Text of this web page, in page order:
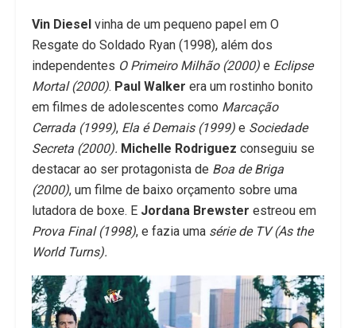
Vin Diesel vinha de um pequeno papel em O
Resgate do Soldado Ryan (1998), além dos
independentes O Primeiro Milhão (2000) e Eclipse
Mortal (2000). Paul Walker era um rostinho bonito
em filmes de adolescentes como Marcação
Cerrada (1999), Ela é Demais (1999) e Sociedade
Secreta (2000). Michelle Rodriguez conseguiu se
destacar ao ser protagonista de Boa de Briga
(2000), um filme de baixo orçamento sobre uma
lutadora de boxe. E Jordana Brewster estreou em
Prova Final (1998), e fazia uma série de TV (As the
World Turns).